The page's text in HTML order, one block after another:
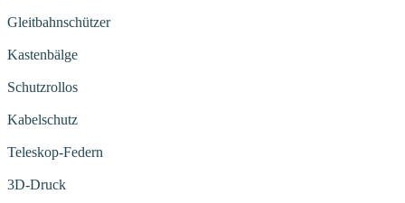
Gleitbahnschützer
Kastenbälge
Schutzrollos
Kabelschutz
Teleskop-Federn
3D-Druck